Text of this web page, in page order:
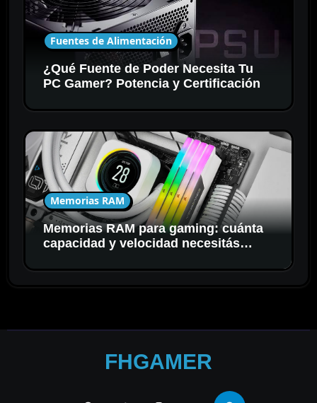
Fuentes de Alimentación
¿Qué Fuente de Poder Necesita Tu
PC Gamer? Potencia y Certificación
Memorias RAM
Memorias RAM para gaming: cuánta
capacidad y velocidad necesitás
FHGAMER